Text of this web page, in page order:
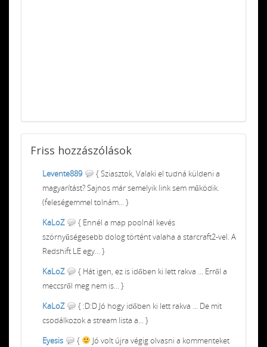
Friss hozzászólások
Levente889
{ Sziasztok, Valaki el tudná küldeni a
magyarítást? Sajnos már semelyik link sem működik.
(feleségemmel tolnám... }
KaLoZ
{ Ennél a map poolnál kevés
szörnyűségesebb dolog történt valaha a starcraft2-vel. A
Redshift LE egy... }
KaLoZ
{ Hát igen, ez is időben ki lett rakva ... Erről a
meccsről meg nem is... }
KaLoZ
{ :D:D Jó hogy időben ki lett rakva ... De mit
csodálkozok a stream lista a... }
Eyesis
{
Jó volt újra végig olvasni a kommenteket